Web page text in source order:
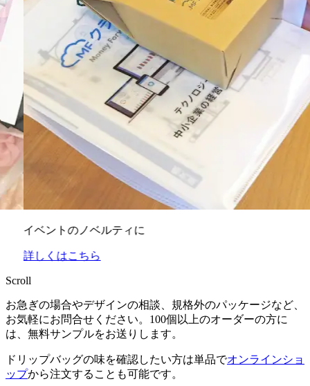
ベルティに
Scroll
お急ぎの場合やデザインの相談、規格外のパッケージなど、
お気軽にお問合せください。100個以上のオーダーの方に
は、無料サンプルをお送りします。
ドリップバッグの味を確認したい方は単品でオンラインショ
ップから注文することも可能です。